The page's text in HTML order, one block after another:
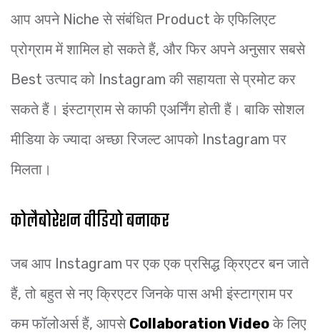
आप अपने Niche से संबंधित Product के एफिलिएट
प्रोग्राम में शामिल हो सकते हैं, और फिर अपने अनुसार सबसे
Best उत्पाद को Instagram की सहायता से प्रमोट कर
सकते हैं। इंस्टाग्राम से काफी एअर्निंग होती हैं। बाकि सोशल
मीडिया के ज्यादा अच्छा रिजल्ट आपको Instagram पर
मिलता।
कोलैबोरेशन वीडियो बनाकर
जब आप Instagram पर एक एक प्रसिद्ध क्रिएटर बन जाते
हैं, तो बहुत से नए क्रिएटर जिनके पास अभी इंस्टाग्राम पर
कम फॉलोअर्स हैं, आपसे Collaboration Videoके लिए